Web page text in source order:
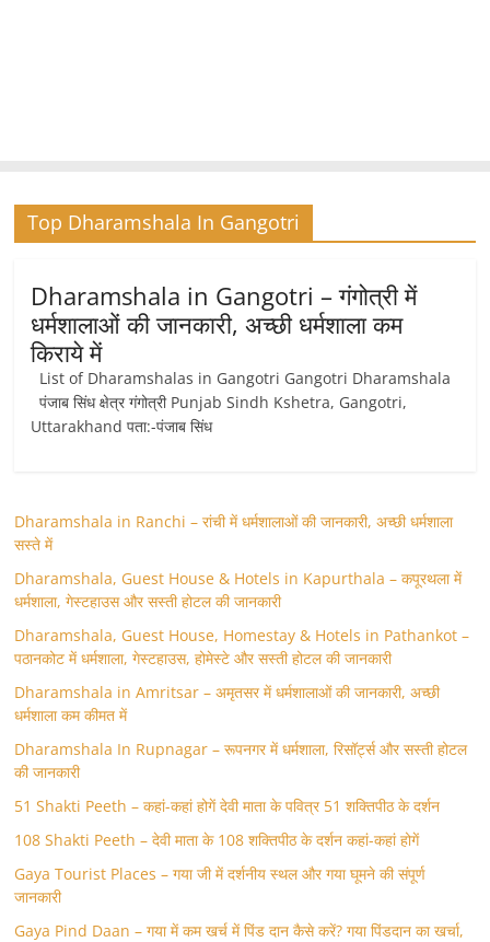
Top Dharamshala In Gangotri
Dharamshala in Gangotri – गंगोत्री में
धर्मशालाओं की जानकारी, अच्छी धर्मशाला कम
किराये में
List of Dharamshalas in Gangotri Gangotri Dharamshala
पंजाब सिंध क्षेत्र गंगोत्री Punjab Sindh Kshetra, Gangotri,
Uttarakhand पता:-पंजाब सिंध
Dharamshala in Ranchi – रांची में धर्मशालाओं की जानकारी, अच्छी धर्मशाला
सस्ते में
Dharamshala, Guest House & Hotels in Kapurthala – कपूरथला में
धर्मशाला, गेस्टहाउस और सस्ती होटल की जानकारी
Dharamshala, Guest House, Homestay & Hotels in Pathankot –
पठानकोट में धर्मशाला, गेस्टहाउस, होमेस्टे और सस्ती होटल की जानकारी
Dharamshala in Amritsar – अमृतसर में धर्मशालाओं की जानकारी, अच्छी
धर्मशाला कम कीमत में
Dharamshala In Rupnagar – रूपनगर में धर्मशाला, रिसॉर्ट्स और सस्ती होटल
की जानकारी
51 Shakti Peeth – कहां-कहां होगें देवी माता के पवित्र 51 शक्तिपीठ के दर्शन
108 Shakti Peeth – देवी माता के 108 शक्तिपीठ के दर्शन कहां-कहां होगें
Gaya Tourist Places – गया जी में दर्शनीय स्थल और गया घूमने की संपूर्ण
जानकारी
Gaya Pind Daan – गया में कम खर्च में पिंड दान कैसे करें? गया पिंडदान का खर्चा,